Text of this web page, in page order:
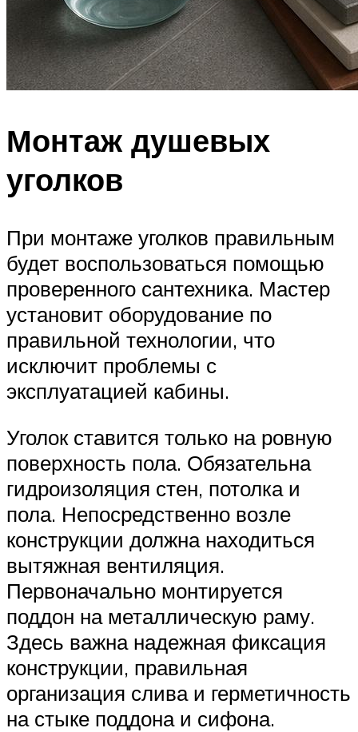
Монтаж душевых
уголков
При монтаже уголков правильным
будет воспользоваться помощью
проверенного сантехника. Мастер
установит оборудование по
правильной технологии, что
исключит проблемы с
эксплуатацией кабины.
Уголок ставится только на ровную
поверхность пола. Обязательна
гидроизоляция стен, потолка и
пола. Непосредственно возле
конструкции должна находиться
вытяжная вентиляция.
Первоначально монтируется
поддон на металлическую раму.
Здесь важна надежная фиксация
конструкции, правильная
организация слива и герметичность
на стыке поддона и сифона.